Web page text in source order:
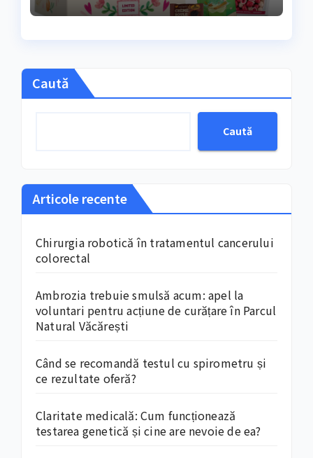
începutul lunii martie
Caută
Caută
Articole recente
Chirurgia robotică în tratamentul cancerului
colorectal
Ambrozia trebuie smulsă acum: apel la
voluntari pentru acțiune de curățare în Parcul
Natural Văcărești
Când se recomandă testul cu spirometru și
ce rezultate oferă?
Claritate medicală: Cum funcționează
testarea genetică și cine are nevoie de ea?